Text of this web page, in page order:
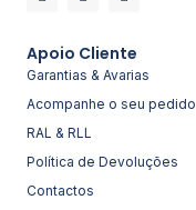
Apoio Cliente
Garantias & Avarias
Acompanhe o seu pedido
RAL & RLL
Política de Devoluções
Contactos